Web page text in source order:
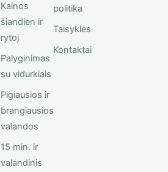
Kainos
šiandien ir
rytoj
Palyginimas
su vidurkiais
Pigiausios ir
brangiausios
valandos
15 min. ir
valandinis
politika
Taisyklės
Kontaktai